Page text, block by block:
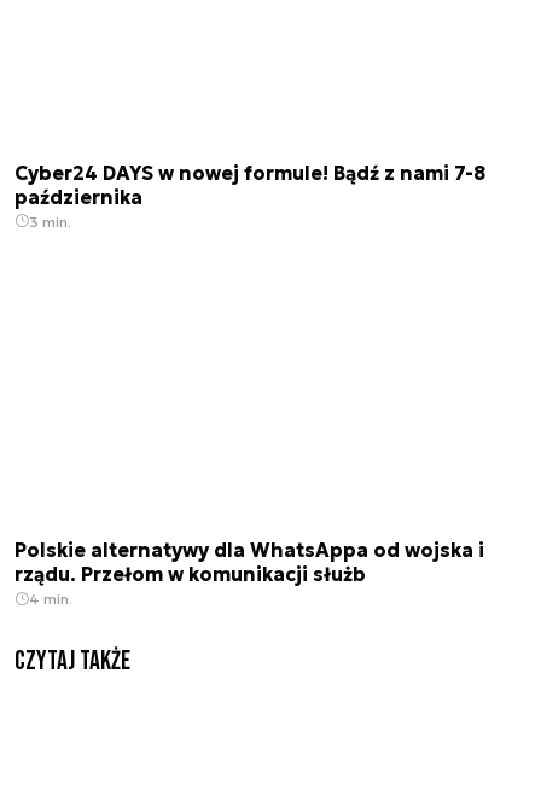
Cyber24 DAYS w nowej formule! Bądź z nami 7-8
października
3 min.
Polskie alternatywy dla WhatsAppa od wojska i
rządu. Przełom w komunikacji służb
4 min.
Czytaj także